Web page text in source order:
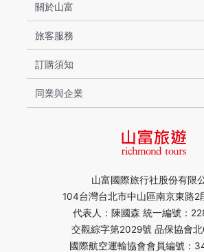
山富國際旅行社股份有限
104台灣台北市中山區南京東路2
代表人：陳國森 統一編號：
交觀綜字第2029號 品保協會
國際航空運輸協會會員編號：
關於山富
旅客服務
訂購須知
同業與企業